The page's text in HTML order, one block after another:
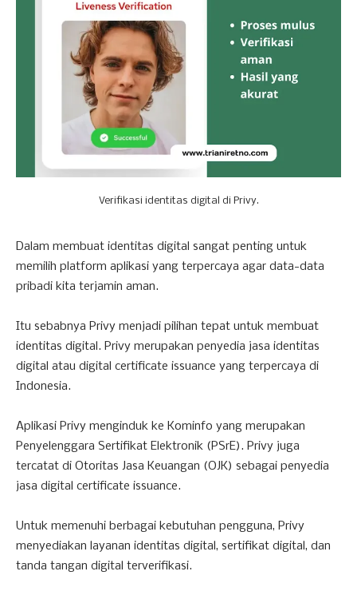
Verifikasi identitas digital di Privy.
Dalam membuat identitas digital sangat penting untuk
memilih platform aplikasi yang terpercaya agar data-data
pribadi kita terjamin aman.
Itu sebabnya Privy menjadi pilihan tepat untuk membuat
identitas digital. Privy merupakan penyedia jasa identitas
digital atau digital certificate issuance yang terpercaya di
Indonesia.
Aplikasi Privy menginduk ke Kominfo yang merupakan
Penyelenggara Sertifikat Elektronik (PSrE). Privy juga
tercatat di Otoritas Jasa Keuangan (OJK) sebagai penyedia
jasa digital certificate issuance.
Untuk memenuhi berbagai kebutuhan pengguna, Privy
menyediakan layanan identitas digital, sertifikat digital, dan
tanda tangan digital terverifikasi.